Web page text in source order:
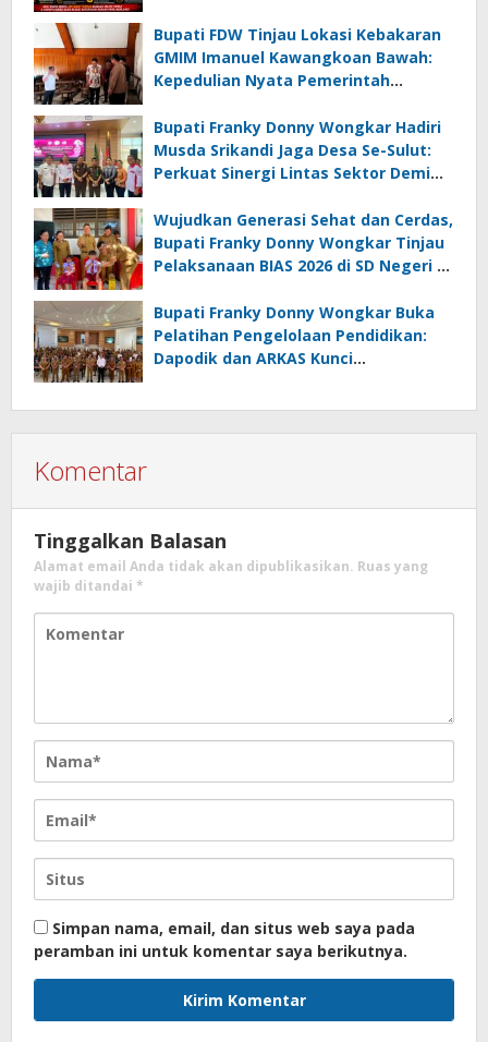
Korupsi Dandes
Bupati FDW Tinjau Lokasi Kebakaran
GMIM Imanuel Kawangkoan Bawah:
Kepedulian Nyata Pemerintah
Terdampak
Bupati Franky Donny Wongkar Hadiri
Musda Srikandi Jaga Desa Se-Sulut:
Perkuat Sinergi Lintas Sektor Demi
Wujudkan Generasi Sehat dan Cerdas,
Bupati Franky Donny Wongkar Tinjau
Pelaksanaan BIAS 2026 di SD Negeri 2
Bupati Franky Donny Wongkar Buka
Pelatihan Pengelolaan Pendidikan:
Dapodik dan ARKAS Kunci
Komentar
Tinggalkan Balasan
Alamat email Anda tidak akan dipublikasikan. Ruas yang
wajib ditandai *
Simpan nama, email, dan situs web saya pada
peramban ini untuk komentar saya berikutnya.